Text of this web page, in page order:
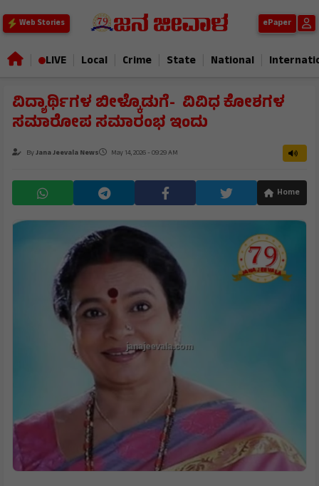
Web Stories ePaper
LIVE Local Crime State National
ವಿದ್ಯಾರ್ಥಿಗಳ ಬೀಳ್ಕೊಡುಗೆ- ವಿವಿಧ ಕೋಶಗಳ
ಸಮಾರೋಪ ಸಮಾರಂಭ ಇಂದು
ByJana Jeevala News May 14, 2026 - 09:29 AM
Home